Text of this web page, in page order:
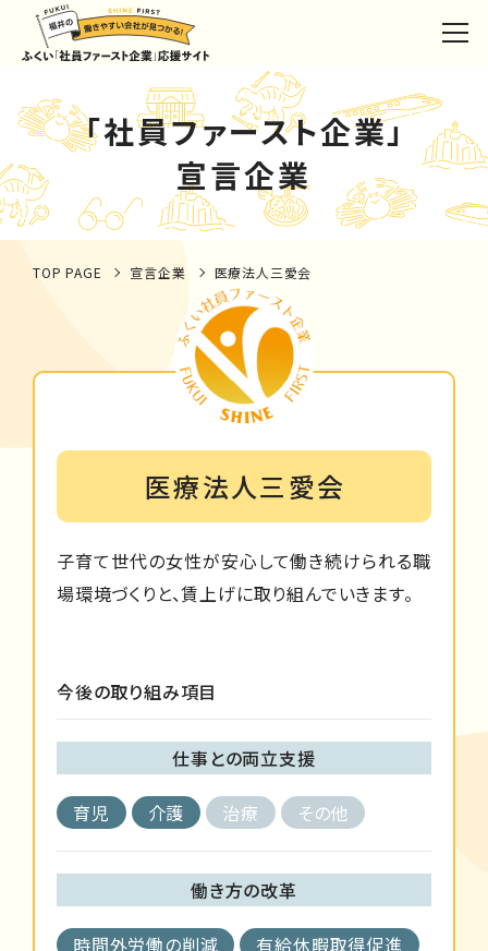
「社員ファースト企業」
宣言企業
TOP PAGE 宣言企業 医療法人三愛会
医療法人三愛会
子育て世代の女性が安心して働き続けられる職
場環境づくりと、賃上げに取り組んでいきます。
今後の取り組み項目
仕事との両立支援
育児 介護 治療 その他
働き方の改革
時間外労働の削減
有給休暇取得促進